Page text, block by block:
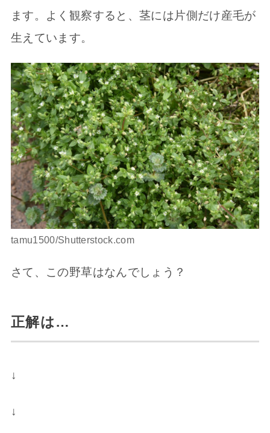
ます。よく観察すると、茎には片側だけ産毛が
生えています。
tamu1500/Shutterstock.com
さて、この野草はなんでしょう？
正解は…
↓
↓